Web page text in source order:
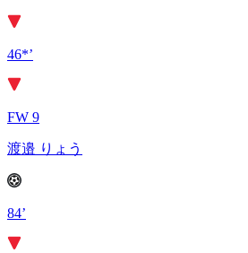
46*’
FW 9
渡邉 りょう
84’